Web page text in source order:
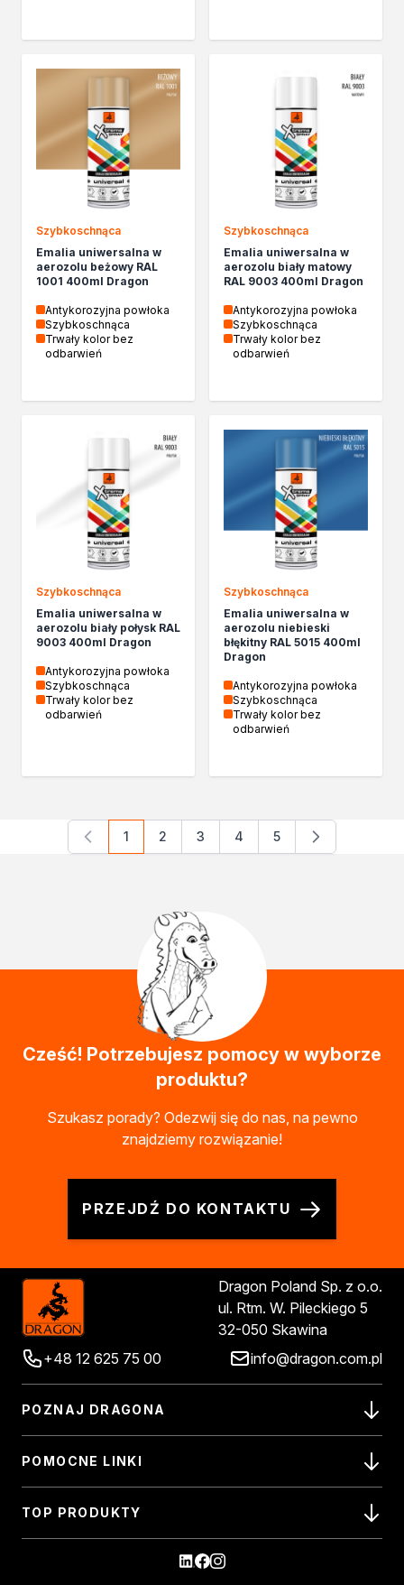
Szybkoschnąca
Emalia uniwersalna w
aerozolu beżowy RAL
1001 400ml Dragon
Antykorozyjna powłoka
Szybkoschnąca
Trwały kolor bez
odbarwień
Szybkoschnąca
Emalia uniwersalna w
aerozolu biały matowy
RAL 9003 400ml Dragon
Antykorozyjna powłoka
Szybkoschnąca
Trwały kolor bez
odbarwień
Szybkoschnąca
Emalia uniwersalna w
aerozolu biały połysk RAL
9003 400ml Dragon
Antykorozyjna powłoka
Szybkoschnąca
Trwały kolor bez
odbarwień
Szybkoschnąca
Emalia uniwersalna w
aerozolu niebieski
błękitny RAL 5015 400ml
Dragon
Antykorozyjna powłoka
Szybkoschnąca
Trwały kolor bez
odbarwień
Aktualnie czytasz stronę
1 Strona
2 Strona
3 Strona
4 Strona
5
Cześć! Potrzebujesz pomocy w wyborze
produktu?
Szukasz porady? Odezwij się do nas, na pewno
znajdziemy rozwiązanie!
PRZEJDŹ DO KONTAKTU
Dragon Poland Sp. z o.o.
ul. Rtm. W. Pileckiego 5
32-050 Skawina
+48 12 625 75 00
info@dragon.com.pl
POZNAJ DRAGONA
POMOCNE LINKI
TOP PRODUKTY